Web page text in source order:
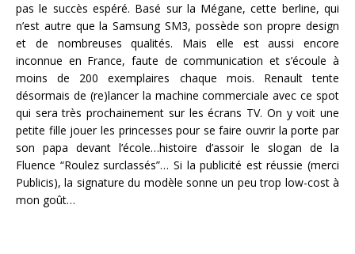
pas le succès espéré. Basé sur la Mégane, cette berline, qui
n’est autre que la Samsung SM3, possède son propre design
et de nombreuses qualités. Mais elle est aussi encore
inconnue en France, faute de communication et s’écoule à
moins de 200 exemplaires chaque mois. Renault tente
désormais de (re)lancer la machine commerciale avec ce spot
qui sera très prochainement sur les écrans TV. On y voit une
petite fille jouer les princesses pour se faire ouvrir la porte par
son papa devant l’école…histoire d’assoir le slogan de la
Fluence “Roulez surclassés”… Si la publicité est réussie (merci
Publicis), la signature du modèle sonne un peu trop low-cost à
mon goût…